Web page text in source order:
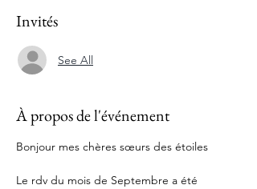
Invités
See All
À propos de l'événement
Bonjour mes chères sœurs des étoiles
Le rdv du mois de Septembre a été